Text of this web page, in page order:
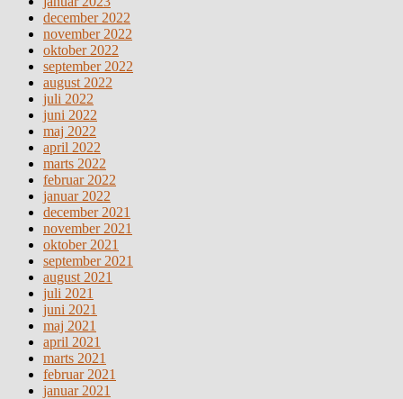
december 2022
november 2022
oktober 2022
september 2022
august 2022
juli 2022
juni 2022
maj 2022
april 2022
marts 2022
februar 2022
januar 2022
december 2021
november 2021
oktober 2021
september 2021
august 2021
juli 2021
juni 2021
maj 2021
april 2021
marts 2021
februar 2021
januar 2021